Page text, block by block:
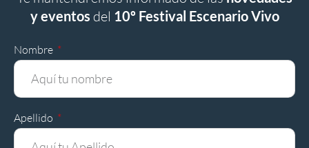
y eventos del 10º Festival Escenario Vivo
Nombre
Apellido